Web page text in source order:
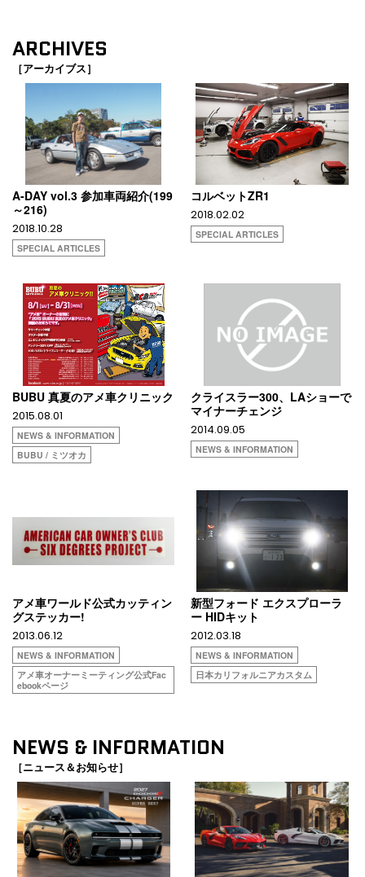
ARCHIVES
［アーカイブス］
A-DAY vol.3 参加車両紹介(199
～216)
2018.10.28
SPECIAL ARTICLES
コルベットZR1
2018.02.02
SPECIAL ARTICLES
BUBU 真夏のアメ車クリニック
2015.08.01
NEWS & INFORMATION
BUBU / ミツオカ
クライスラー300、LAショーで
マイナーチェンジ
2014.09.05
NEWS & INFORMATION
アメ車ワールド公式カッティン
グステッカー!
2013.06.12
NEWS & INFORMATION
アメ車オーナーミーティング公式Fac
ebookページ
新型フォード エクスプローラ
ー HIDキット
2012.03.18
NEWS & INFORMATION
日本カリフォルニアカスタム
NEWS & INFORMATION
［ニュース＆お知らせ］